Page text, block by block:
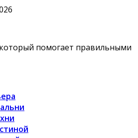
помогает правильными